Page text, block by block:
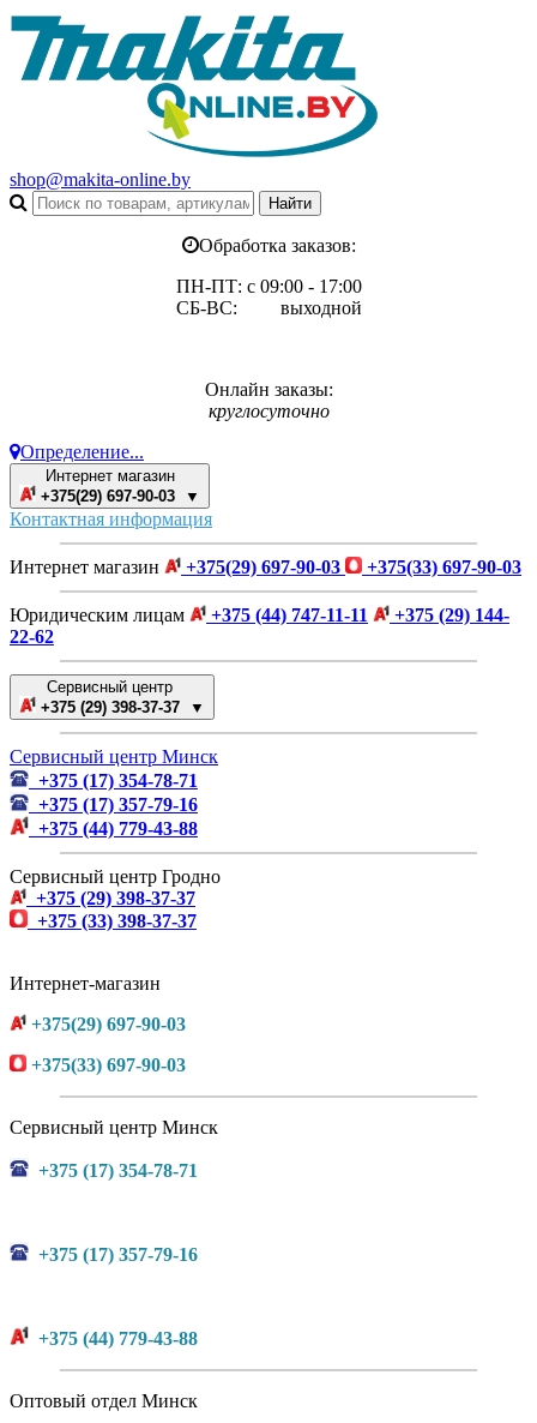
shop@makita-online.by
Обработка заказов:
ПН-ПТ: с 09:00 - 17:00
СБ-ВС: выходной
Онлайн заказы:
круглосуточно
Определение...
Интернет магазин
+375(29) 697-90-03 ▼
Контактная информация
Интернет магазин +375(29) 697-90-03 +375(33) 697-90-03
Юридическим лицам +375 (44) 747-11-11
+375 (29) 144-
22-62
Сервисный центр
+375 (29) 398-37-37 ▼
Сервисный центр Минск
+375 (17) 354-78-71
+375 (17) 357-79-16
+375 (44) 779-43-88
Сервисный центр Гродно
+375 (29) 398-37-37
+375 (33) 398-37-37
Интернет-магазин
+375(29) 697-90-03
+375(33) 697-90-03
Сервисный центр Минск
+375 (17) 354-78-71
+375 (17) 357-79-16
+375 (44) 779-43-88
Оптовый отдел Минск